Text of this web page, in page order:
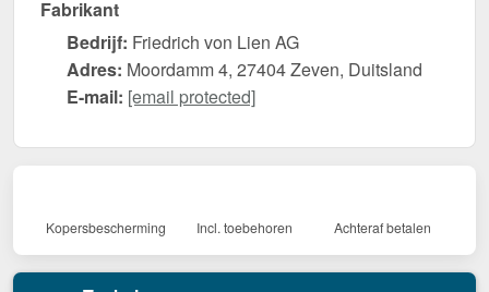
Fabrikant
Bedrijf: Friedrich von Lien AG
Adres: Moordamm 4, 27404 Zeven, Duitsland
E-mail: [email protected]
Kopersbescherming Incl. toebehoren Achteraf betalen